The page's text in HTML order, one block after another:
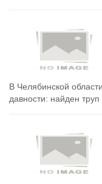
В Челябинской
давности: найден